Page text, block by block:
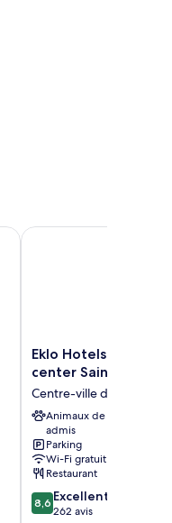
Centre
Eklo
Hotels
City
center
Saint-
Roch
train
station
Centre-
ville
Eklo Hotels
center Saint-Roch
Animaux de compagnie
admis
Parking
Wi-Fi gratuit
Restaurant
8.6
sur
8,6 Excellent
262 avis
Eklo Hotels